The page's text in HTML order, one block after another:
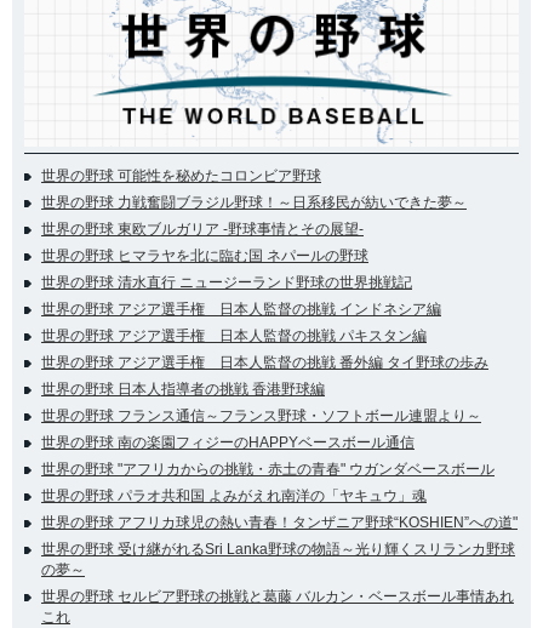
世界の野球 可能性を秘めたコロンビア野球
世界の野球 力戦奮闘ブラジル野球！～日系移民が紡いできた夢～
世界の野球 東欧ブルガリア -野球事情とその展望-
世界の野球 ヒマラヤを北に臨む国 ネパールの野球
世界の野球 清水直行 ニュージーランド野球の世界挑戦記
世界の野球 アジア選手権 日本人監督の挑戦 インドネシア編
世界の野球 アジア選手権 日本人監督の挑戦 パキスタン編
世界の野球 アジア選手権 日本人監督の挑戦 番外編 タイ野球の歩み
世界の野球 日本人指導者の挑戦 香港野球編
世界の野球 フランス通信～フランス野球・ソフトボール連盟より～
世界の野球 南の楽園フィジーのHAPPYベースボール通信
世界の野球 "アフリカからの挑戦・赤土の青春" ウガンダベースボール
世界の野球 パラオ共和国 よみがえれ南洋の「ヤキュウ」魂
世界の野球 アフリカ球児の熱い青春！タンザニア野球“KOSHIEN”への道"
世界の野球 受け継がれるSri Lanka野球の物語～光り輝くスリランカ野球
の夢～
世界の野球 セルビア野球の挑戦と葛藤 バルカン・ベースボール事情あれ
これ